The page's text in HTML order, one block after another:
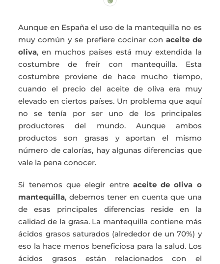
Aunque en España el uso de la mantequilla no es
muy común y se prefiere cocinar con aceite de
oliva, en muchos países está muy extendida la
costumbre de freír con mantequilla. Esta
costumbre proviene de hace mucho tiempo,
cuando el precio del aceite de oliva era muy
elevado en ciertos países. Un problema que aquí
no se tenía por ser uno de los principales
productores del mundo. Aunque ambos
productos son grasas y aportan el mismo
número de calorías, hay algunas diferencias que
vale la pena conocer.
Si tenemos que elegir entre aceite de oliva o
mantequilla, debemos tener en cuenta que una
de esas principales diferencias reside en la
calidad de la grasa. La mantequilla contiene más
ácidos grasos saturados (alrededor de un 70%) y
eso la hace menos beneficiosa para la salud. Los
ácidos grasos están relacionados con el